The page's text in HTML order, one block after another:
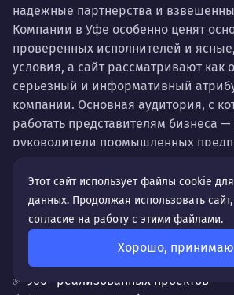
надежные партнерства и
Компании в Уфе особенно ценят
проверенных исполнителей и
условия, а сайт рассматривают как
серьезный и информативный
компании. Основная аудитория, с
работать представителям бизнеса —
руководители промышленных
местные жители, которые находятся
Их не убеждают общие фразы, им
технические условия, портфолио
регламенты работы.
Поэтому наша задача — создать не
сайт в классическом понимании, а
Почему стоит выбрать нас?
Ответов:5
✨ 24 года на рынке digital-решений
⛳ 20+ специалистов в команде
✅ 900+ реализованных проектов
Этот сайт использует файлы cookie
данных. Продолжая использовать
согласие на работу с этими файлами.
Хорошо, принимаю